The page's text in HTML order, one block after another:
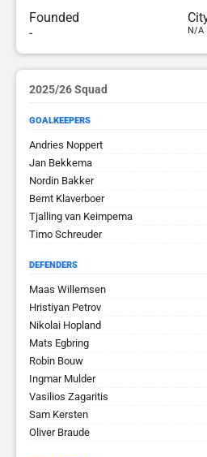
Founded
-
N/A
2025/26 Squad
GOALKEEPERS
Andries Noppert
Jan Bekkema
Nordin Bakker
Bernt Klaverboer
Tjalling van Keimpema
Timo Schreuder
DEFENDERS
Maas Willemsen
Hristiyan Petrov
Nikolai Hopland
Mats Egbring
Robin Bouw
Ingmar Mulder
Vasilios Zagaritis
Sam Kersten
Oliver Braude